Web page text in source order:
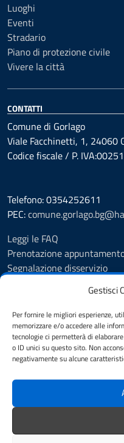
Gestisci
Per fornire le migliori esperienze,
memorizzare e/o accedere alle
tecnologie ci permetterà di
o ID unici su questo sito. Non
negativamente su alcune
Luoghi
Eventi
Stradario
Piano di protezione civile
Vivere la città
CONTATTI
Comune di Gorlago
Viale Facchinetti, 1, 24060
Codice fiscale / P.
Telefono: 0354252611
PEC:
Leggi le FAQ
Prenotazione
Segnalazione disservizio
Cookie Policy
Informativa privacy
Dichiarazione di accessibilità
Note legali
SEGUICI SU
Facebook